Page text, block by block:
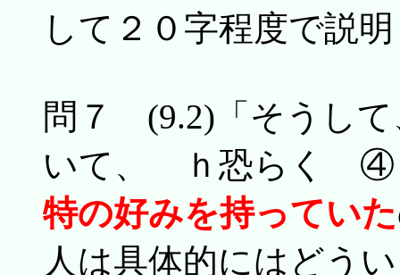
して２０字程度で説
問７ (9.2)「そうし
いて、 ｈ恐らく ④
特の好みを持っていた
人は具体的にはどう